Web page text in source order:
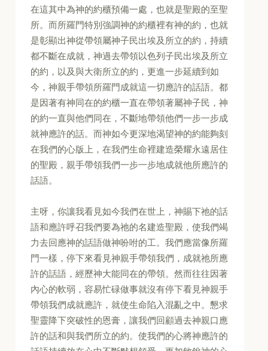
在這其中為神的約櫃預備一處，也就是聖殿的至聖
所。而所羅門特別強調神的約櫃裡有神的約，也就
是彰顯出神從帶領屬神子民出埃及所立的約，持續
都不斷在成就，神過去帶領以色列子民出埃及所立
的約，以及與大衛所立的約，更進一步延續到如
今，神親手帶領所羅門成就這一切應許的話語。都
是因著有神同在的約櫃一直在帶領著屬神子民，神
的約一直與他們同在，不斷地帶領他們一步一步成
就神應許的話。而神如今更深地渴望神的約能夠刻
在我們的心版上，在我們生命裡建造榮耀永遠居住
的聖殿，親手帶領我們一步一步地成就他所應許的
話語。
主呀，你讓我看見如今我們在世上，神賜下祂的話
語和應許呼召我們要為祂的名建造聖殿，使我們竭
力去回應神的話語做神吩咐的工。我們應當像所羅
門一樣，停下來看見神親手帶領我們，成就祂所應
許的話語，經歷神大能同在的帶領。然而往往因著
內心的軟弱，容易忙碌做事就沒有停下看見神親手
帶領我們成就應許，就使生命陷入混亂之中。懇求
聖靈降下突破性的恩膏，讓我們回顧過去神親口應
許的話和與我們所立的約。使我們的心將神應許的